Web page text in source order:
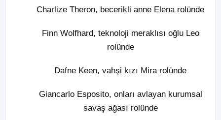
Charlize Theron, becerikli anne Elena rolünde
Finn Wolfhard, teknoloji meraklısı oğlu Leo
rolünde
Dafne Keen, vahşi kızı Mira rolünde
Giancarlo Esposito, onları avlayan kurumsal
savaş ağası rolünde